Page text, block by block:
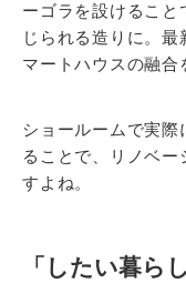
ーゴラを設けるこ
じられる造りに。
マートハウスの融合
ショールームで実際
ることで、リノベー
すよね。
「したい暮ら